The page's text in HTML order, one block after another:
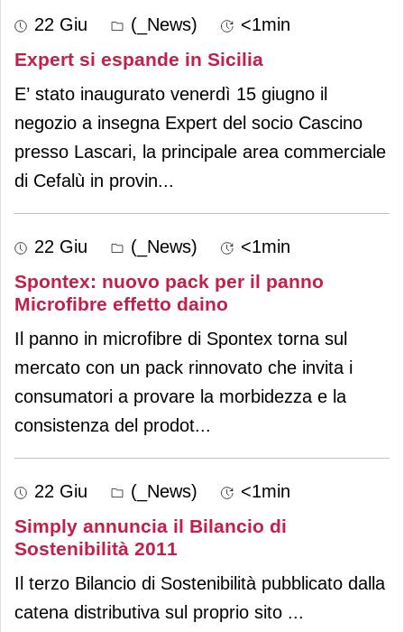
22 Giu (_News) <1min
Expert si espande in Sicilia
E’ stato inaugurato venerdì 15 giugno il
negozio a insegna Expert del socio Cascino
presso Lascari, la principale area commerciale
di Cefalù in provin...
22 Giu (_News) <1min
Spontex: nuovo pack per il panno
Microfibre effetto daino
Il panno in microfibre di Spontex torna sul
mercato con un pack rinnovato che invita i
consumatori a provare la morbidezza e la
consistenza del prodot...
22 Giu (_News) <1min
Simply annuncia il Bilancio di
Sostenibilità 2011
Il terzo Bilancio di Sostenibilità pubblicato dalla
catena distributiva sul proprio sito ...